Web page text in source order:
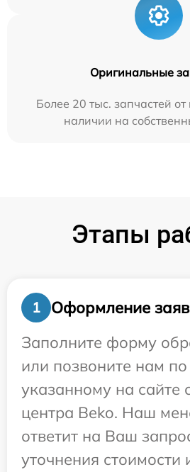
Оригинальные
Более 20 тыс. запчастей
наличии на
Этапы
1
Оформление
Заполните форму
или позвоните нам
указанному на сайте
центра Beko. Наш
ответит на Ваш
уточнения стоимости